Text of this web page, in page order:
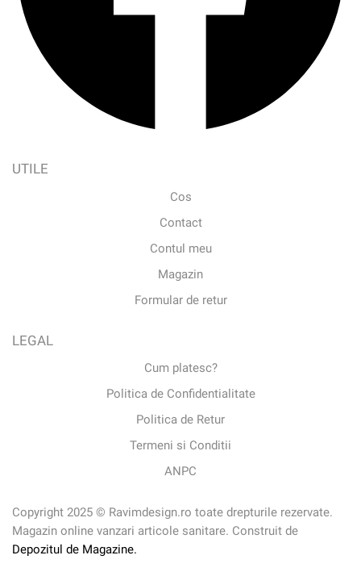
UTILE
Cos
Contact
Contul meu
Magazin
Formular de retur
LEGAL
Cum platesc?
Politica de Confidentialitate
Politica de Retur
Termeni si Conditii
ANPC
Copyright 2025 © Ravimdesign.ro toate drepturile rezervate.
Magazin online vanzari articole sanitare. Construit de
Depozitul de Magazine.